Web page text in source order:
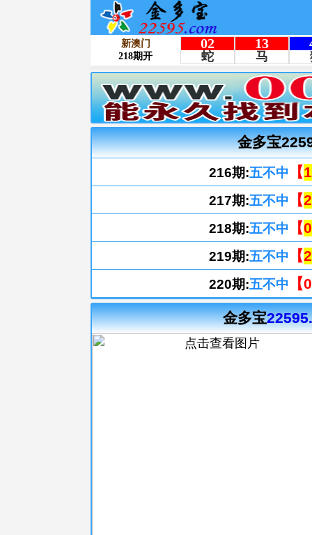
金多宝
216期:五不中 【
217期:五不中 【
218期:五不中 【
219期:五不中 【
220期:五不中
金多宝